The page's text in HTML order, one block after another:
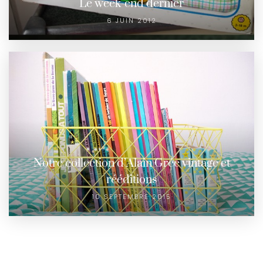
Le week-end dernier
6 JUIN 2012
Notre collection d’Alain Grée vintage et
rééditions
10 SEPTEMBRE 2015